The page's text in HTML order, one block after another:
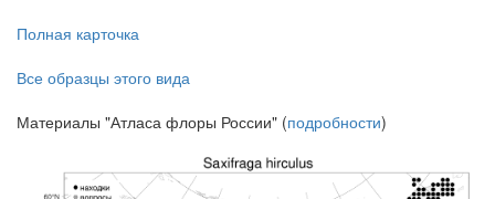
Полная карточка
Все образцы этого вида
Материалы "Атласа флоры России" (подробности)